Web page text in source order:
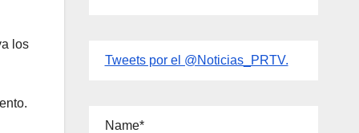
los
Tweets por el @Noticias_PRTV.
Name*